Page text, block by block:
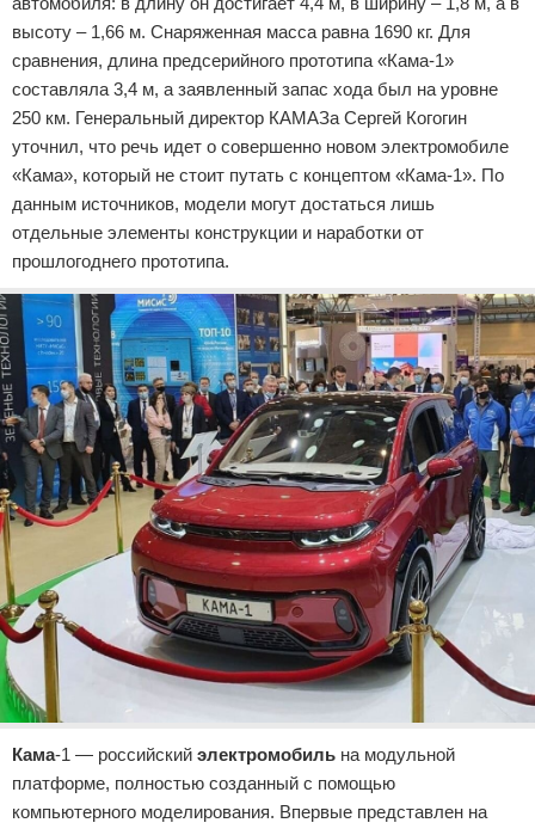
высоту – 1,66 м. Снаряженная масса равна 1690 кг. Для
сравнения, длина предсерийного прототипа «Кама-1»
составляла 3,4 м, а заявленный запас хода был на уровне
250 км. Генеральный директор КАМАЗа Сергей Когогин
уточнил, что речь идет о совершенно новом электромобиле
«Кама», который не стоит путать с концептом «Кама-1». По
данным источников, модели могут достаться лишь
отдельные элементы конструкции и наработки от
прошлогоднего прототипа.
Кама-1 — российский электромобиль на модульной
платформе, полностью созданный с помощью
компьютерного моделирования. Впервые представлен на